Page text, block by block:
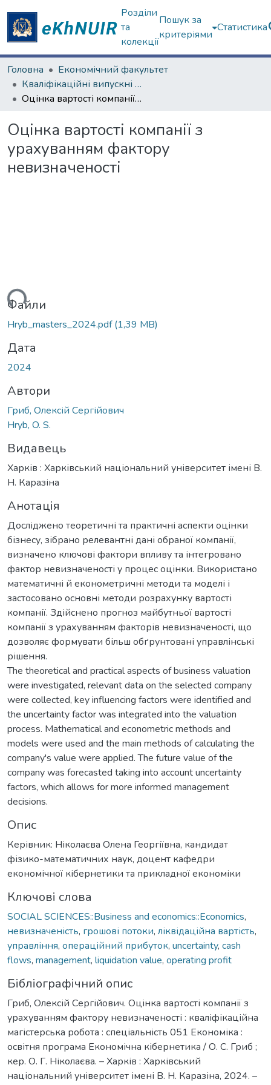
Розділи
та
колекції
Пошук за
критеріями
Статистика
Головна
Економічний факультет
Кваліфікаційні випускні роботи магістрів. Економічний факультет
Оцінка вартості компанії з урахуванням фактору невизначеності
Оцінка вартості компанії з
урахуванням фактору
невизначеності
Файли
Hryb_masters_2024.pdf(1,39 MB)
Дата
2024
Автори
Гриб, Олексій Сергійович
Hryb, O. S.
Видавець
Харків : Харківський національний університет імені В.
Н. Каразіна
Анотація
Досліджено теоретичні та практичні аспекти оцінки
бізнесу, зібрано релевантні дані обраної компанії,
визначено ключові фактори впливу та інтегровано
фактор невизначеності у процес оцінки. Використано
математичні й економетричні методи та моделі і
застосовано основні методи розрахунку вартості
компанії. Здійснено прогноз майбутньої вартості
компанії з урахуванням факторів невизначеності, що
дозволяє формувати більш обґрунтовані управлінські
рішення.
The theoretical and practical aspects of business valuation
were investigated, relevant data on the selected company
were collected, key influencing factors were identified and
the uncertainty factor was integrated into the valuation
process. Mathematical and econometric methods and
models were used and the main methods of calculating the
company's value were applied. The future value of the
company was forecasted taking into account uncertainty
factors, which allows for more informed management
decisions.
Опис
Керівник: Ніколаєва Олена Георгіївна, кандидат
фізико-математичних наук, доцент кафедри
економічної кібернетики та прикладної економіки
Ключові слова
SOCIAL SCIENCES::Business and economics::Economics,
невизначеність, грошові потоки, ліквідаційна вартість,
управління, операційний прибуток, uncertainty, cash
flows, management, liquidation value, operating profit
Бібліографічний опис
Гриб, Олексій Сергійович. Оцінка вартості компанії з
урахуванням фактору невизначеності : кваліфікаційна
магістерська робота : спеціальність 051 Економіка :
освітня програма Економічна кібернетика / О. С. Гриб ;
кер. О. Г. Ніколаєва. – Харків : Харківський
національний університет імені В. Н. Каразіна, 2024. –